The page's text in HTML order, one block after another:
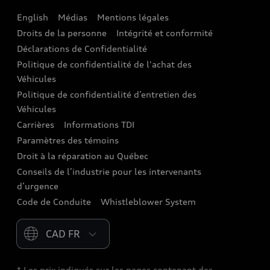
Audi connect
Assistance routière
Audi Care
Centres de carrosserie Audi
Garanties Audi et couverture
English Médias
Mentions légales
Droits de la personne
Intégrité et conformité
Déclarations de Confidentialité
Politique de confidentialité de l'achat des
Véhicules
Politique de confidentialité d’entretien des
Véhicules
Carrières
Informations TDI
Paramètres des témoins
Droit à la réparation au Québec
Conseils de l’industrie pour les intervenants
d’urgence
Code de Conduite
Whistleblower System
Please select country